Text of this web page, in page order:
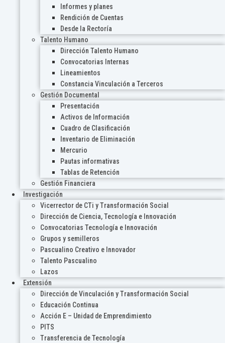
Informes y planes
Rendición de Cuentas
Desde la Rectoría
Talento Humano
Dirección Talento Humano
Convocatorias Internas
Lineamientos
Constancia Vinculación a Terceros
Gestión Documental
Presentación
Activos de Información
Cuadro de Clasificación
Inventario de Eliminación
Mercurio
Pautas informativas
Tablas de Retención
Gestión Financiera
Investigación
Vicerrector de CTi y Transformación Social
Dirección de Ciencia, Tecnología e Innovación
Convocatorias Tecnología e Innovación
Grupos y semilleros
Pascualino Creativo e Innovador
Talento Pascualino
Lazos
Extensión
Dirección de Vinculación y Transformación Social
Educación Continua
Acción E – Unidad de Emprendimiento
PITS
Transferencia de Tecnología